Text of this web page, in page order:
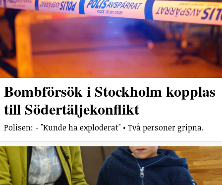
Bombförsök i Stockholm kopplas
till Södertäljekonflikt
Polisen: - "Kunde ha exploderat" • Två personer gripna.